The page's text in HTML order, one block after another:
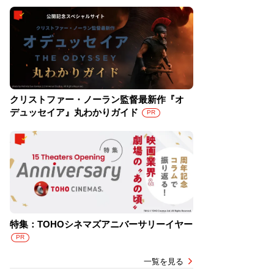
クリストファー・ノーラン監督最新作『オ
デュッセイア』丸わかりガイド
PR
特集：TOHOシネマズアニバーサリーイヤー
PR
一覧を見る